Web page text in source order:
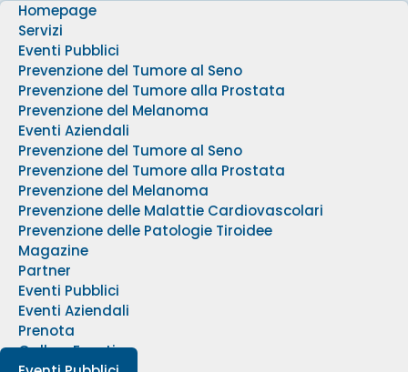
Homepage
Servizi
Eventi Pubblici
Prevenzione del Tumore al Seno
Prevenzione del Tumore alla Prostata
Prevenzione del Melanoma
Eventi Aziendali
Prevenzione del Tumore al Seno
Prevenzione del Tumore alla Prostata
Prevenzione del Melanoma
Prevenzione delle Malattie Cardiovascolari
Prevenzione delle Patologie Tiroidee
Magazine
Partner
Eventi Pubblici
Eventi Aziendali
Prenota
Gallery Eventi